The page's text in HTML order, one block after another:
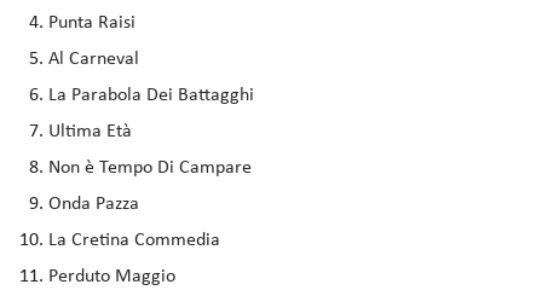
Punta Raisi
Al Carneval
La Parabola Dei Battagghi
Ultima Età
Non è Tempo Di Campare
Onda Pazza
La Cretina Commedia
Perduto Maggio